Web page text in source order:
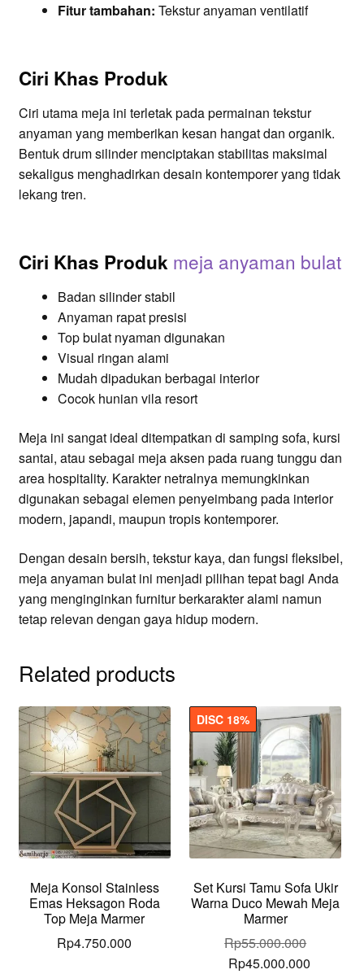
Fitur tambahan: Tekstur anyaman ventilatif
Ciri Khas Produk
Ciri utama meja ini terletak pada permainan tekstur
anyaman yang memberikan kesan hangat dan organik.
Bentuk drum silinder menciptakan stabilitas maksimal
sekaligus menghadirkan desain kontemporer yang tidak
lekang tren.
Ciri Khas Produk meja anyaman bulat
Badan silinder stabil
Anyaman rapat presisi
Top bulat nyaman digunakan
Visual ringan alami
Mudah dipadukan berbagai interior
Cocok hunian vila resort
Meja ini sangat ideal ditempatkan di samping sofa, kursi
santai, atau sebagai meja aksen pada ruang tunggu dan
area hospitality. Karakter netralnya memungkinkan
digunakan sebagai elemen penyeimbang pada interior
modern, japandi, maupun tropis kontemporer.
Dengan desain bersih, tekstur kaya, dan fungsi fleksibel,
meja anyaman bulat ini menjadi pilihan tepat bagi Anda
yang menginginkan furnitur berkarakter alami namun
tetap relevan dengan gaya hidup modern.
Related products
Meja Konsol Stainless
Emas Heksagon Roda
Top Meja Marmer
Rp4.750.000
Set Kursi Tamu Sofa Ukir
Warna Duco Mewah Meja
Marmer
DISC 18%
Rp55.000.000
Original
Rp45.000.000